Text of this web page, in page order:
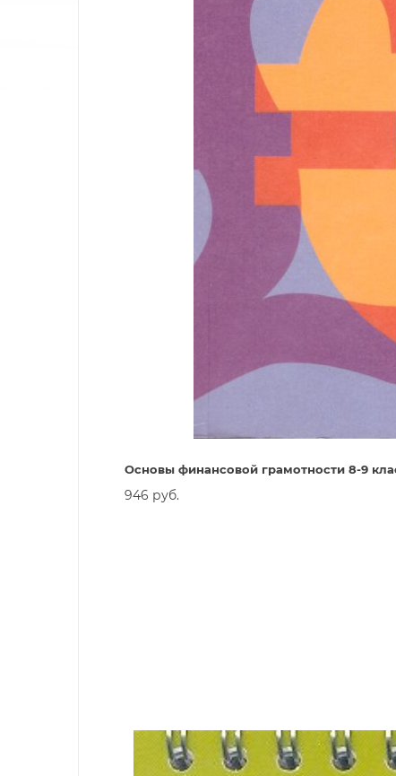
Основы финансовой грамотности 8-9
946 руб.